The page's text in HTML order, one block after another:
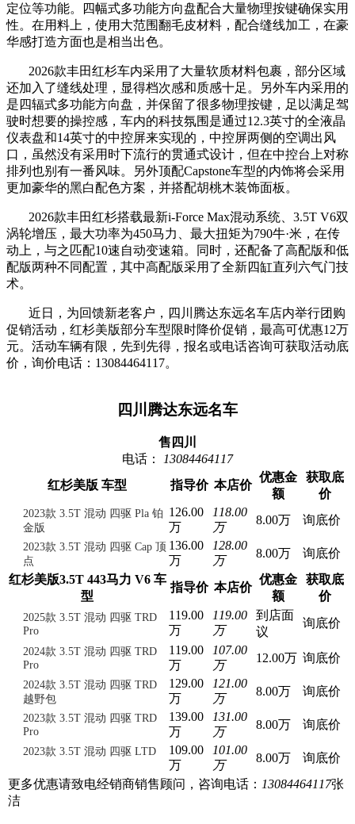
定位等功能。四幅式多功能方向盘配合大量物理按键确保实用
性。在用料上，使用大范围翻毛皮材料，配合缝线加工，在豪
华感打造方面也是相当出色。
2026款丰田红杉车内采用了大量软质材料包裹，部分区域
还加入了缝线处理，显得档次感和质感十足。另外车内采用的
是四辐式多功能方向盘，并保留了很多物理按键，足以满足驾
驶时想要的操控感，车内的科技氛围是通过12.3英寸的全液晶
仪表盘和14英寸的中控屏来实现的，中控屏两侧的空调出风
口，虽然没有采用时下流行的贯通式设计，但在中控台上对称
排列也别有一番风味。另外顶配Capstone车型的内饰将会采用
更加豪华的黑白配色方案，并搭配胡桃木装饰面板。
2026款丰田红杉搭载最新i-Force Max混动系统、3.5T V6双
涡轮增压，最大功率为450马力、最大扭矩为790牛·米，在传
动上，与之匹配10速自动变速箱。同时，还配备了高配版和低
配版两种不同配置，其中高配版采用了全新四缸直列六气门技
术。
近日，为回馈新老客户，四川腾达东远名车店内举行团购
促销活动，红杉美版部分车型限时降价促销，最高可优惠12万
元。活动车辆有限，先到先得，报名或电话咨询可获取活动底
价，询价电话：13084464117。
四川腾达东远名车
售四川
电话：
13084464117
红杉美版 车型
指导价 本店价
优惠金
额
获取底
价
2023款 3.5T 混动 四驱 Pla 铂
金版
126.00
万
118.00
万
8.00万 询底价
2023款 3.5T 混动 四驱 Cap 顶
点
136.00
万
128.00
万
8.00万
询底价
红杉美版3.5T 443马力 V6 车
型
指导价 本店价
优惠金
额
获取底
价
2025款 3.5T 混动 四驱 TRD
Pro
119.00
万
119.00
万
到店面
议
询底价
2024款 3.5T 混动 四驱 TRD
Pro
119.00
万
107.00
万
12.00万 询底价
2024款 3.5T 混动 四驱 TRD
越野包
129.00
万
121.00
万
8.00万 询底价
2023款 3.5T 混动 四驱 TRD
Pro
139.00
万
131.00
万
8.00万 询底价
2023款 3.5T 混动 四驱 LTD
109.00
万
101.00
万
8.00万
询底价
更多优惠请致电经销商销售顾问，咨询电话： 13084464117张
洁